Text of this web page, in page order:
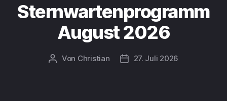
Sternwartenprogramm
August 2026
Beitragsautor
Von Christian Beitragsdatum
27. Juli 2026